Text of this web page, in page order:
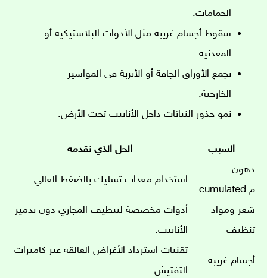
الحمامات.
سقوط أجسام غريبة مثل الأدوات البلاستيكية أو
المعدنية.
تجمع الأوراق الجافة أو الأتربة في المواسير
الخارجية.
نمو جذور النباتات داخل الأنابيب تحت الأرض.
السبب
الحل الذي نقدمه
دهون
م.cumulated
استخدام معدات تسليك بالضغط العالي.
شعر ومواد
تنظيف
أدوات مخصصة لتنظيف المجاري دون تدمير
الأنابيب.
أجسام غريبة
تقنيات استرداد الأغراض العالقة عبر كاميرات
التفتيش.